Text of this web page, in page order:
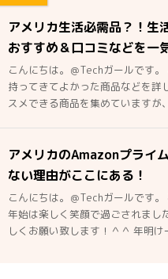
アメリカ生活必需品？！生
おすすめ＆口コミなどを一
こんにちは。＠Techガールです
持ってきてよかった商品などを詳
スメできる商品を集めていますが
アメリカのAmazonプライ
ない理由がここにある！
こんにちは。＠Techガールです
年始は楽しく笑顔で過ごされまし
しくお願い致します！＾＾ 年明け